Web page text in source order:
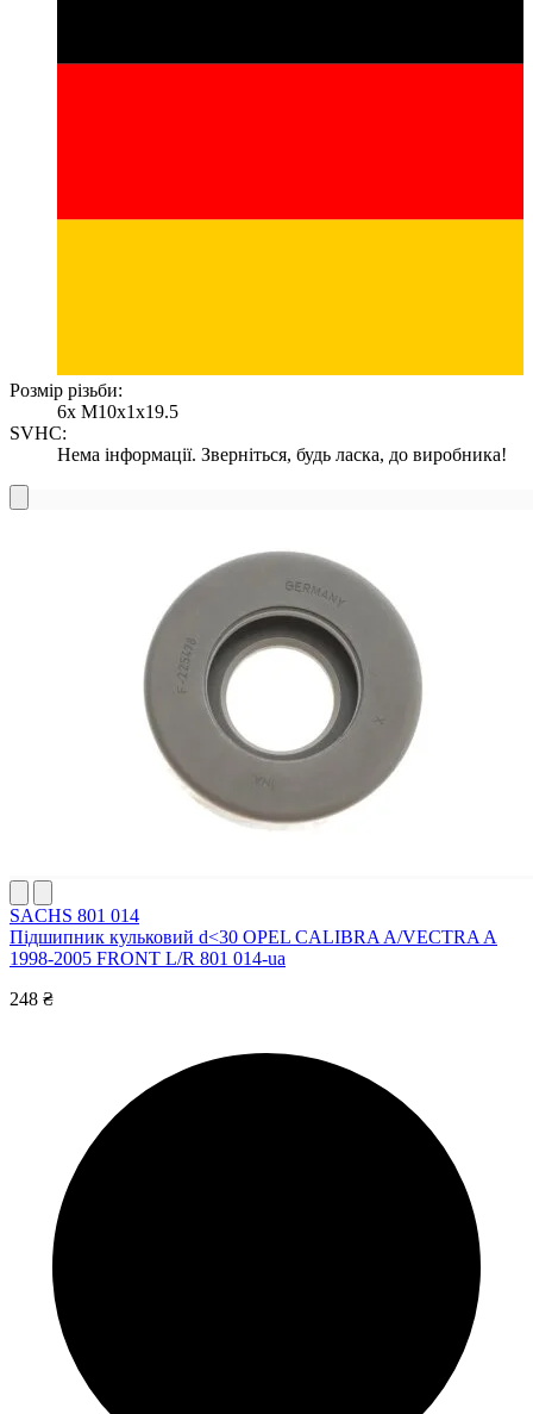
Розмір різьби:
6x M10x1x19.5
SVHC:
Нема інформації. Зверніться, будь ласка, до виробника!
SACHS 801 014
Підшипник кульковий d<30 OPEL CALIBRA A/VECTRA A
1998-2005 FRONT L/R 801 014-ua
248 ₴